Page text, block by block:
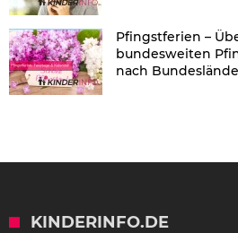
Pfingstferien –
bundesweiten
nach
KINDERINFO.DE